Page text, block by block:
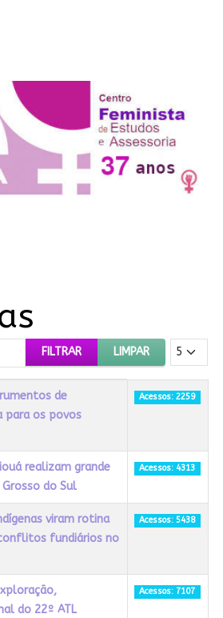
FILTRAR LIMPAR Mostrar #
de
para os povos
Acessos: 2259
realizam grande
do Sul
Acessos: 4313
viram rotina
fundiários no
Acessos: 5438
do 22º ATL
Acessos: 7107